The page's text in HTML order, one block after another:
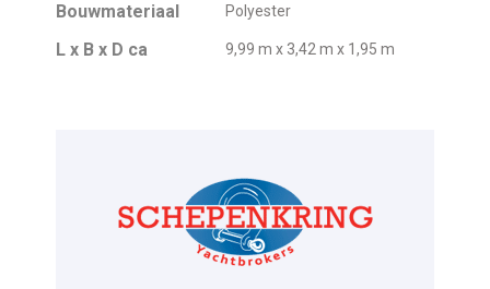
Bouwmateriaal Polyester
L x B x D ca 9,99 m x 3,42 m x 1,95 m